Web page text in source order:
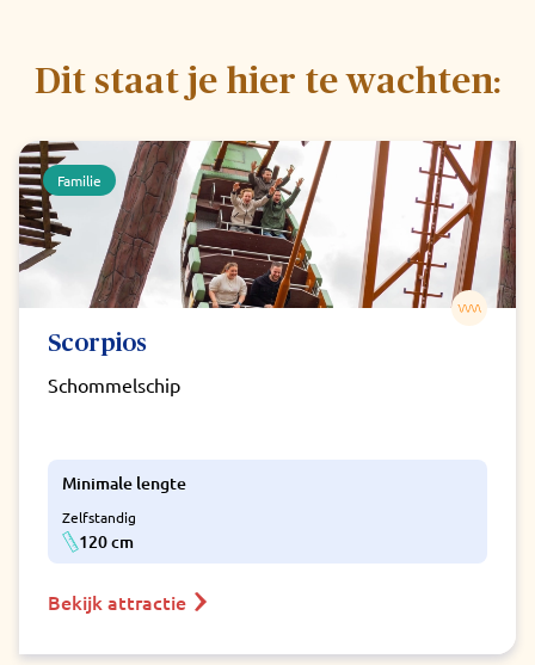
Dit staat je hier te wachten:
Familie
Scorpios
Schommelschip
Minimale lengte
Zelfstandig
120 cm
Bekijk attractie